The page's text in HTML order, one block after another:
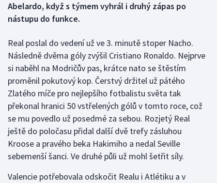
Golf
Házená
Jezdectví
Judo
Krasobruslení
Lezení
Lyže a snowboard
Abelardo, když s týmem vyhrál i druhý zápas po
nástupu do funkce.
Real poslal do vedení už ve 3. minutě stoper Nacho.
Následně dvěma góly zvýšil Cristiano Ronaldo. Nejprve
si naběhl na Modričův pas, krátce nato se štěstím
proměnil pokutový kop. Čerstvý držitel už pátého
Zlatého míče pro nejlepšího fotbalistu světa tak
překonal hranici 50 vstřelených gólů v tomto roce, což
se mu povedlo už posedmé za sebou. Rozjetý Real
ještě do poločasu přidal další dvě trefy zásluhou
Kroose a pravého beka Hakimiho a nedal Seville
sebemenší šanci. Ve druhé půli už mohl šetřit síly.
Valencie potřebovala odskočit Realu i Atlétiku a v